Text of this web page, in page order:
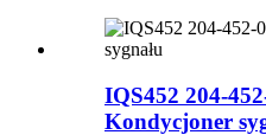
IQS452 204-
Kondycjoner